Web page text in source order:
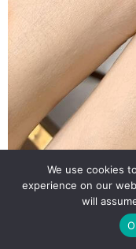
We use cookies
experience on our
will